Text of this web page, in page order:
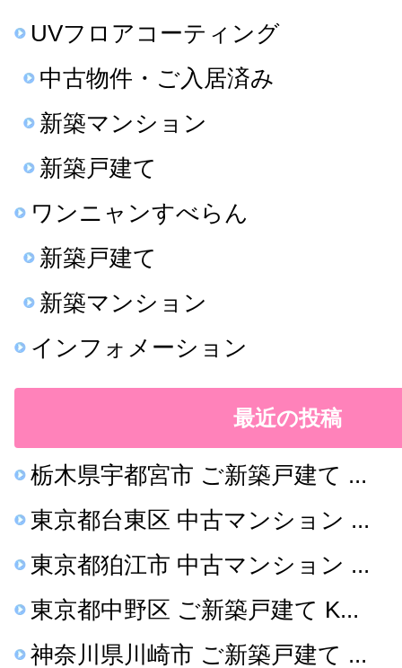
UVフロアコーティング
中古物件・ご入居済み
新築マンション
新築戸建て
ワンニャンすべらん
新築戸建て
新築マンション
インフォメーション
最近の投稿
栃木県宇都宮市 ご新築戸建て ...
東京都台東区 中古マンション ...
東京都狛江市 中古マンション ...
東京都中野区 ご新築戸建て K...
神奈川県川崎市 ご新築戸建て ...